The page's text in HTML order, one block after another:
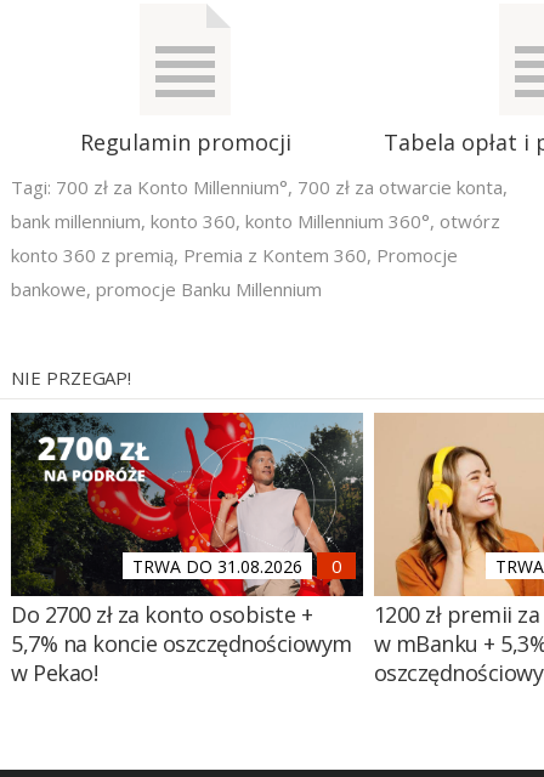
Regulamin promocji Tabela opłat i
Tagi: 700 zł za Konto Millennium°, 700 zł za otwarcie konta,
bank millennium, konto 360, konto Millennium 360°, otwórz
konto 360 z premią, Premia z Kontem 360, Promocje
bankowe, promocje Banku Millennium
NIE PRZEGAP!
TRWA DO 31.08.2026
Do 2700 zł za konto osobiste +
5,7% na koncie oszczędnościowym
w Pekao!
1200 zł premii
w mBanku +